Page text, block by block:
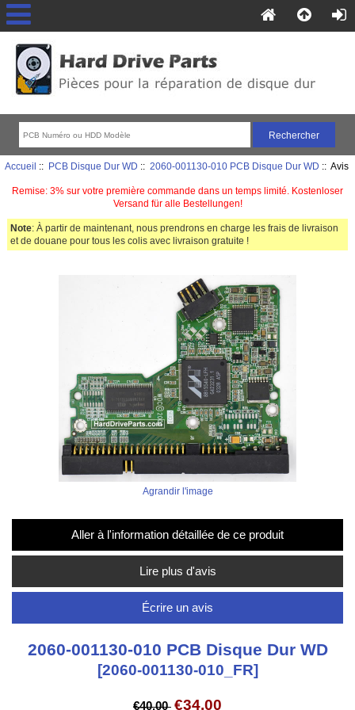
Accueil :: PCB Disque Dur WD :: 2060-001130-010 PCB Disque Dur WD :: Avis
Remise: 3% sur votre première commande dans un temps limité. Kostenloser
Versand für alle Bestellungen!
Note: À partir de maintenant, nous prendrons en charge les frais de livraison
et de douane pour tous les colis avec livraison gratuite !
Agrandir l'image
Aller à l'information détaillée de ce produit
Lire plus d'avis
Écrire un avis
2060-001130-010 PCB Disque Dur WD
[2060-001130-010_FR]
€40.00 €34.00